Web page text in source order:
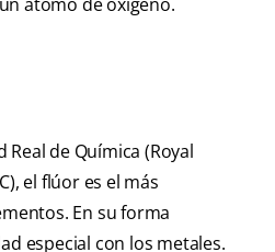
Real de Química (Royal
el flúor es el más
En su forma
especial con los metales.